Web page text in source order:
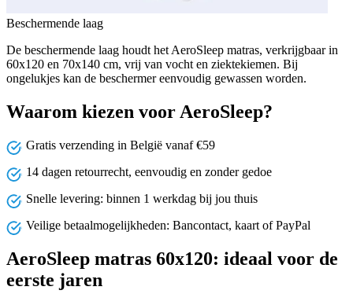
Beschermende laag
De beschermende laag houdt het AeroSleep matras, verkrijgbaar in
60x120 en 70x140 cm, vrij van vocht en ziektekiemen. Bij
ongelukjes kan de beschermer eenvoudig gewassen worden.
Waarom kiezen voor AeroSleep?
Gratis verzending in België vanaf €59
14 dagen retourrecht, eenvoudig en zonder gedoe
Snelle levering: binnen 1 werkdag bij jou thuis
Veilige betaalmogelijkheden: Bancontact, kaart of PayPal
AeroSleep matras 60x120: ideaal voor de
eerste jaren